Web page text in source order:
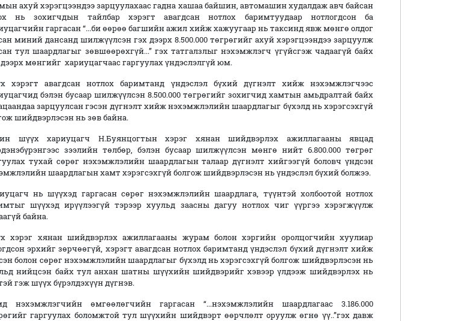
ахуй хэрэгцээндээ зарцуулахаас гадна хашаа байшин, автомашин худалдаж авч байсан
нь зохигчдын тайлбар хэрэгт авагдсан нотлох баримтуудаар нотлогдсон ба
гаргасан “...би өөрөө багшийн ажил хийж хажуугаар нь таксинд явж мөнгө олдог
миний дансанд шилжүүлсэн гэх дээрх 8.500.000 төгрөгийг ахуй хэрэгцээндээ зарцуулж
тул шаардлагыг зөвшөөрөхгүй...” гэх татгалзлыг нэхэмжлэгч үгүйсгэж чадаагүй байх
мөнгийг хариуцагчаас гаргуулах үндэслэлгүй юм.
хэрэгт авагдсан нотлох баримтанд үндэслэл бүхий дүгнэлт хийж нэхэмжлэгчээс
бэлэн бусаар шилжүүлсэн 8.500.000 төгрөгийг зохигчид хамтын амьдралтай байх
зарцуулсан гэсэн дүгнэлт хийж нэхэмжлэлийн шаардлагыг бүхэлд нь хэрэгсэхгүй
шийдвэрлэсэн нь зөв байна.
шүүх хариуцагч Н.Буянцогтын хэрэг хянан шийдвэрлэх ажиллагааны явцад
зээлийн төлбөр, бэлэн бусаар шилжүүлсэн мөнгө нийт 6.800.000 төгрөг
тухай сөрөг нэхэмжлэлийн шаардлагын талаар дүгнэлт хийгээгүй боловч үндсэн
шаардлагын хамт хэрэгсэхгүй болгож шийдвэрлэсэн нь үндэслэл бүхий болжээ.
нь шүүхэд гаргасан сөрөг нэхэмжлэлийн шаардлага, түүнтэй холбоотой нотлох
шүүхэд ирүүлээгүй тэрээр хуульд заасны дагуу нотлох чиг үүргээ хэрэгжүүлж
байна.
хэрэг хянан шийдвэрлэх ажиллагааны журам болон хэргийн оролцогчийн хуулиар
эрхийг зөрчөөгүй, хэрэгт авагдсан нотлох баримтанд үндэслэл бүхий дүгнэлт хийж
болон сөрөг нэхэмжлэлийн шаардлагыг бүхэлд нь хэрэгсэхгүй болгож шийдвэрлэсэн нь
нийцсэн байх тул анхан шатны шүүхийн шийдвэрийг хэвээр үлдээж шийдвэрлэх нь
гэж шүүх бүрэлдэхүүн дүгнэв.
нэхэмжлэгчийн өмгөөлөгчийн гаргасан “...нэхэмжлэлийн шаардлагаас 3.186.000
гаргуулах боломжтой тул шүүхийн шийдвэрт өөрчлөлт оруулж өгнө үү..”гэх давж